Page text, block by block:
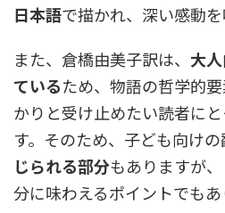
日本語で描かれ、深い感動を
また、倉橋由美子訳は、 大
ているため、物語の哲学的
かりと受け止めたい読者に
す。そのため、子ども向け
じられる部分もありますが
分に味わえるポイントでもあ